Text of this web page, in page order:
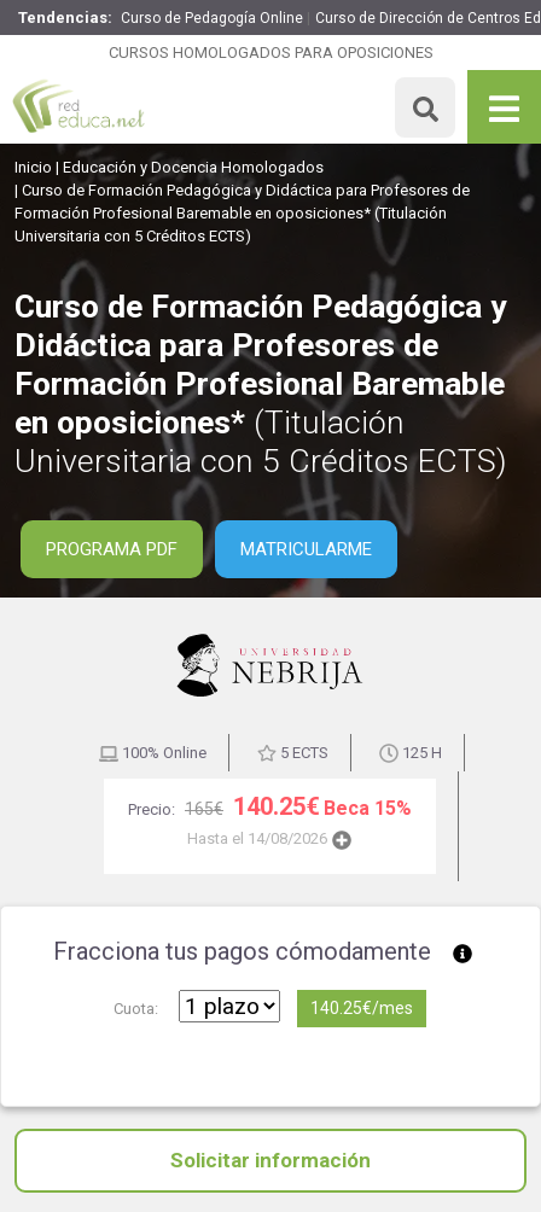
Tendencias: Curso de Pedagogía Online Curso de Dirección de Centros
CURSOS HOMOLOGADOS PARA OPOSICIONES
Curso de Formación Pedagógica y Didáctica para
Profesores de Formación Profesional Baremable en
oposiciones*
125 H 5 ECTS
MATRICULARME
Inicio
Educación y Docencia Homologados
Curso de Formación Pedagógica y Didáctica para Profesores de
Formación Profesional Baremable en oposiciones* (Titulación
Universitaria con 5 Créditos ECTS)
Curso de Formación Pedagógica y
Didáctica para Profesores de
Formación Profesional Baremable
en oposiciones* (Titulación
Universitaria con 5 Créditos ECTS)
PROGRAMA PDF MATRICULARME
100% Online 5 ECTS 125 H
Precio: 165€ 140.25€ Beca 15%
Hasta el 14/08/2026
Fracciona tus pagos cómodamente
Cuota: 140.25€/mes
Solicitar información